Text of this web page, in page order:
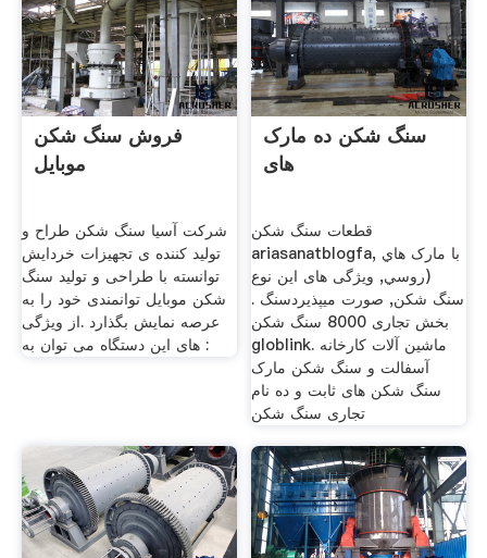
فروش سنگ شکن
موبایل
شرکت آسیا سنگ شکن طراح و
تولید کننده ی تجهیزات خردایش
توانسته با طراحی و تولید سنگ
شکن موبایل توانمندی خود را به
عرصه نمایش بگذارد .از ویژگی
های این دستگاه می توان به :
سنگ شکن ده مارک
های
قطعات سنگ شکن
ariasanatblogfa, با مارک هاي
(روسي, ویژگی های این نوع
سنگ شکن, صورت میپذیردسنگ .
بخش تجاری 8000 سنگ شکن
globlink. ماشین آلات کارخانه
آسفالت و سنگ شکن مارک
سنگ شکن های ثابت و ده نام
تجاری سنگ شکن